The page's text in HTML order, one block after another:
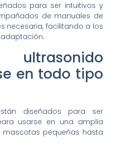
para ser intuitivos y
de manuales de
necesaria, facilitando a los
en todo tipo
diseñados para ser
usarse en una amplia
pequeñas hasta